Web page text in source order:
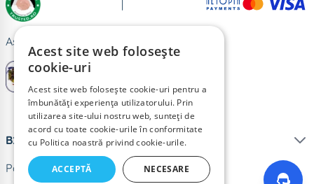
|
Astralis Distribution srl - RO16069636
B2B
Parteneri
Acest site web folosește
cookie-uri
Acest site web folosește cookie-uri pentru a
îmbunătăți experiența utilizatorului. Prin
utilizarea site-ului nostru web, sunteți de
acord cu toate cookie-urile în conformitate
cu Politica noastră privind cookie-urile.
ACCEPTĂ NECESARE